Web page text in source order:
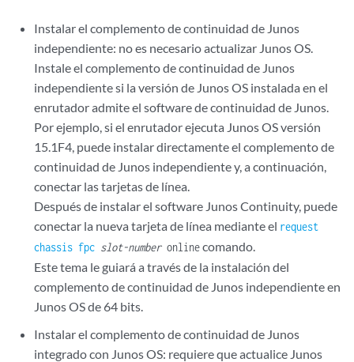
Instalar el complemento de continuidad de Junos
independiente: no es necesario actualizar Junos OS.
Instale el complemento de continuidad de Junos
independiente si la versión de Junos OS instalada en el
enrutador admite el software de continuidad de Junos.
Por ejemplo, si el enrutador ejecuta Junos OS versión
15.1F4, puede instalar directamente el complemento de
continuidad de Junos independiente y, a continuación,
conectar las tarjetas de línea.
Después de instalar el software Junos Continuity, puede
conectar la nueva tarjeta de línea mediante el request
chassis fpc slot-numberonlinecomando.
Este tema le guiará a través de la instalación del
complemento de continuidad de Junos independiente en
Junos OS de 64 bits.
Instalar el complemento de continuidad de Junos
integrado con Junos OS: requiere que actualice Junos